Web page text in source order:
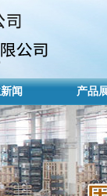
闻
新闻
产品
产品